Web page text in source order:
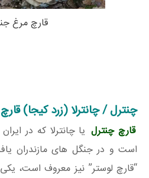
قارچ مرغ
چنترل / چانترلا (زرد کیجا)
قارچ چنترل یا چانترلا که در
است و در جنگل های مازندران
“قارچ لوستر” نیز معروف است،